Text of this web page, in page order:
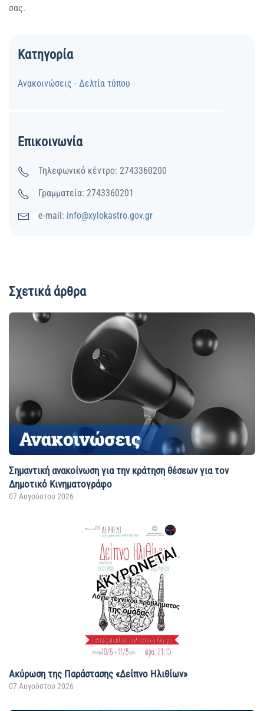
σας.
Κατηγορία
Ανακοινώσεις - Δελτία τύπου
Επικοινωνία
Τηλεφωνικό κέντρο: 2743360200
Γραμματεία: 2743360201
e-mail: info@xylokastro.gov.gr
Σχετικά άρθρα
Σημαντική ανακοίνωση για την κράτηση θέσεων για τον
Δημοτικό Κινηματογράφο
07 Αυγούστου 2026
Ακύρωση της Παράστασης «Δείπνο Ηλιθίων»
07 Αυγούστου 2026